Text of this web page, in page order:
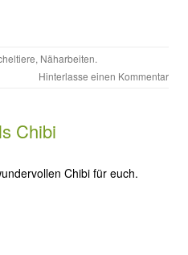
, Näharbeiten.
Hinterlasse einen Kommentar
Chibi
Chibi für euch.